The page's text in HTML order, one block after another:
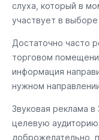
слуха, который в
участвует в
Достаточно часто
торговом
информация
нужном
Звуковая реклама
целевую
доброжелательно,